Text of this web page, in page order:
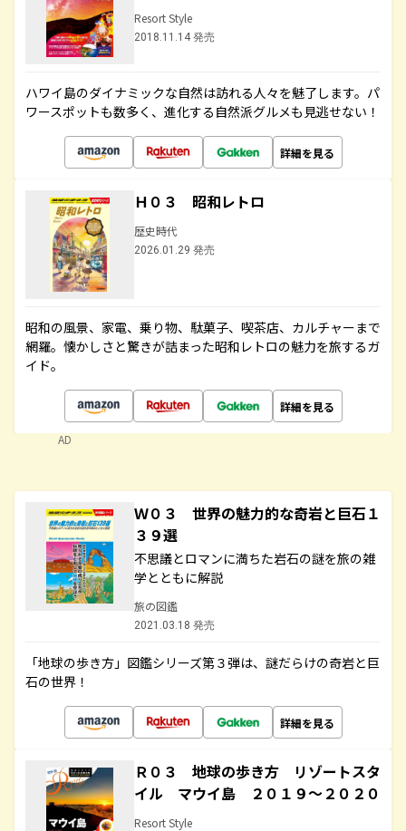
Resort Style
2018.11.14 発売
ハワイ島のダイナミックな自然は訪れる人々を魅了します。パ
ワースポットも数多く、進化する自然派グルメも見逃せない！
詳細を見る
Ｈ０３ 昭和レトロ
歴史時代
2026.01.29 発売
昭和の風景、家電、乗り物、駄菓子、喫茶店、カルチャーまで
網羅。懐かしさと驚きが詰まった昭和レトロの魅力を旅するガ
イド。
詳細を見る
AD
Ｗ０３ 世界の魅力的な奇岩と巨石１
３９選
不思議とロマンに満ちた岩石の謎を旅の雑
学とともに解説
旅の図鑑
2021.03.18 発売
「地球の歩き方」図鑑シリーズ第３弾は、謎だらけの奇岩と巨
石の世界！
詳細を見る
Ｒ０３ 地球の歩き方 リゾートスタ
イル マウイ島 ２０１９～２０２０
Resort Style